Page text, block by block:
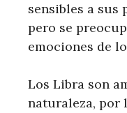
sensibles a sus
pero se
emociones de
Los Libra son
naturaleza, por